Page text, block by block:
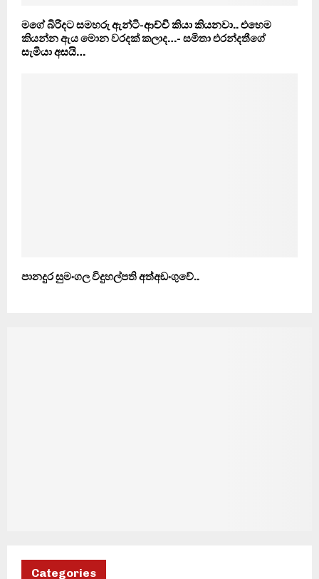
මගේ බිරිදට සමහරු ඇන්ටි-ආච්චි කියා කියනවා.. එහෙම
කියන්න ඇය මොන වරදක් කලාද…- සමිතා එරන්දතීගේ
සැමියා අසයි…
පානදුර සුමංගල විදුහල්පති අත්අඩංගුවේ..
Categories